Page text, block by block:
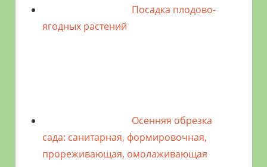
Посадка плодово-
ягодных растений
Осенняя обрезка
сада: санитарная, формировочная,
прореживающая, омолаживающая